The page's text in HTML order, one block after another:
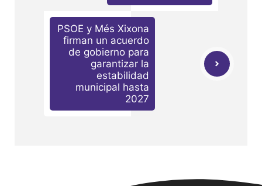
PSOE y Més Xixona
firman un acuerdo
de gobierno para
garantizar la
estabilidad
municipal hasta
2027